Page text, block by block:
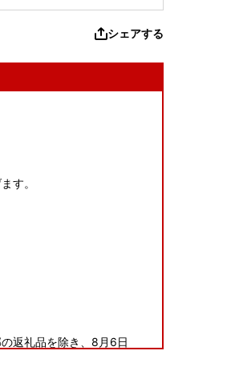
シェアする
す。
返礼品を除き、8月6日